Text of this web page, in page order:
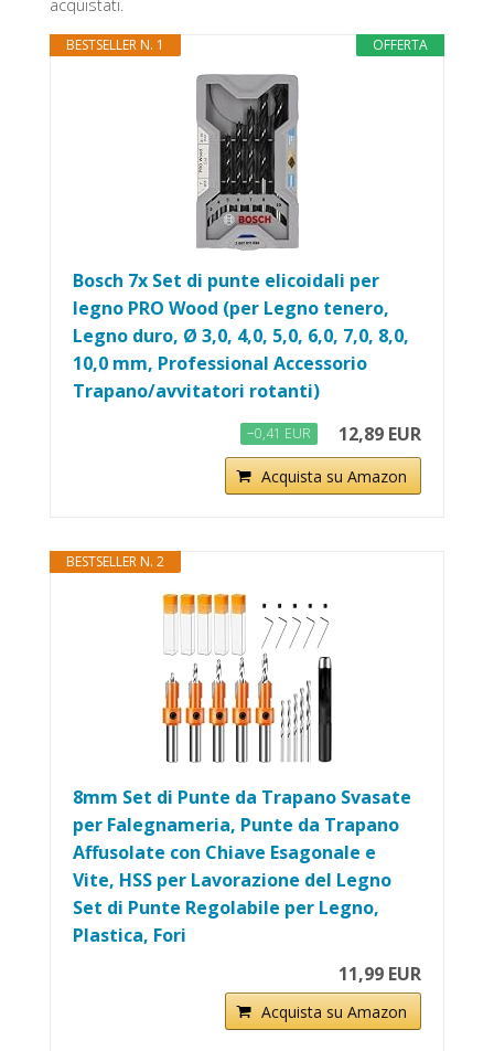
acquistati.
OFFERTA
BESTSELLER N. 1
Bosch 7x Set di punte elicoidali per
legno PRO Wood (per Legno tenero,
Legno duro, Ø 3,0, 4,0, 5,0, 6,0, 7,0, 8,0,
10,0 mm, Professional Accessorio
Trapano/avvitatori rotanti)
−0,41 EUR 12,89 EUR
Acquista su Amazon
BESTSELLER N. 2
8mm Set di Punte da Trapano Svasate
per Falegnameria, Punte da Trapano
Affusolate con Chiave Esagonale e
Vite, HSS per Lavorazione del Legno
Set di Punte Regolabile per Legno,
Plastica, Fori
11,99 EUR
Acquista su Amazon